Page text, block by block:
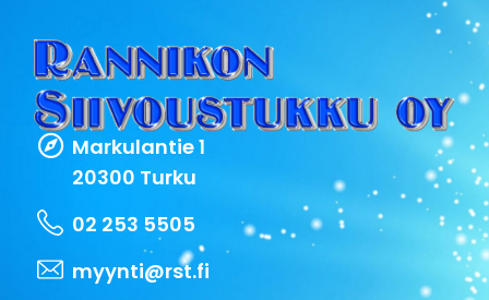
Markulantie 1
20300 Turku
02 253 5505
myynti@rst.fi